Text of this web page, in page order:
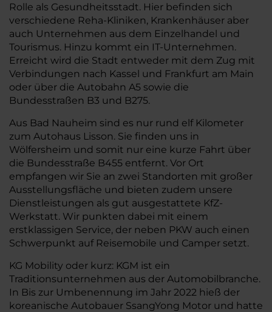
Rolle als Gesundheitsstadt. Hier befinden sich
verschiedene Reha-Kliniken, Krankenhäuser aber
auch Unternehmen aus dem Einzelhandel und
Tourismus. Hinzu kommt ein IT-Unternehmen.
Erreicht wird die Stadt entweder mit dem Zug mit
Verbindungen nach Kassel und Frankfurt am Main
oder über die Autobahn A5 sowie die
Bundesstraßen B3 und B275.
Aus Bad Nauheim sind es nur rund elf Kilometer
zum Autohaus Lisson. Sie finden uns in
Wölfersheim und somit nur eine kurze Fahrt über
die Bundesstraße B455 entfernt. Vor Ort
empfangen wir Sie an zwei Standorten mit großer
Ausstellungsfläche und bieten zudem unsere
Dienstleistungen als gut ausgestattete KfZ-
Werkstatt. Wir punkten dabei mit einem
erstklassigen Service, der neben PKW auch einen
Schwerpunkt auf Reisemobile und Camper setzt.
KG Mobility oder kurz: KGM ist ein
Traditionsunternehmen aus der Automobilbranche.
In Bis zur Umbenennung im Jahr 2022 hieß der
koreanische Autobauer SsangYong Motor und hatte